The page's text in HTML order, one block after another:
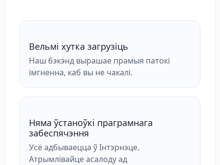
Вельмі хутка загрузіць
Наш бэкэнд вырашае прамыя патокі
імгненна, каб вы не чакалі.
Няма ўстаноўкі праграмнага
забеспячэння
Усё адбываецца ў Інтэрнэце.
Атрымлівайце асалоду ад